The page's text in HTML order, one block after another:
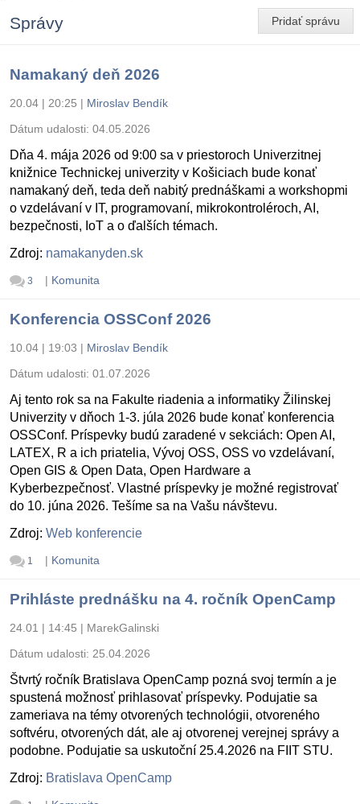
Pridať správu
Správy
Namakaný deň 2026
20.04 | 20:25 | Miroslav Bendík
Dátum udalosti: 04.05.2026
Dňa 4. mája 2026 od 9:00 sa v priestoroch Univerzitnej
knižnice Technickej univerzity v Košiciach bude konať
namakaný deň, teda deň nabitý prednáškami a workshopmi
o vzdelávaní v IT, programovaní, mikrokontroléroch, AI,
bezpečnosti, IoT a o ďalších témach.
Zdroj: namakanyden.sk
3 | Komunita
Konferencia OSSConf 2026
10.04 | 19:03 | Miroslav Bendík
Dátum udalosti: 01.07.2026
Aj tento rok sa na Fakulte riadenia a informatiky Žilinskej
Univerzity v dňoch 1-3. júla 2026 bude konať konferencia
OSSConf. Príspevky budú zaradené v sekciách: Open AI,
LATEX, R a ich priatelia, Vývoj OSS, OSS vo vzdelávaní,
Open GIS & Open Data, Open Hardware a
Kyberbezpečnosť. Vlastné príspevky je možné registrovať
do 10. júna 2026. Tešíme sa na Vašu návštevu.
Zdroj: Web konferencie
1 | Komunita
Prihláste prednášku na 4. ročník OpenCamp
24.01 | 14:45 | MarekGalinski
Dátum udalosti: 25.04.2026
Štvrtý ročník Bratislava OpenCamp pozná svoj termín a je
spustená možnosť prihlasovať príspevky. Podujatie sa
zameriava na témy otvorených technológii, otvoreného
softvéru, otvorených dát, ale aj otvorenej verejnej správy a
podobne. Podujatie sa uskutoční 25.4.2026 na FIIT STU.
Zdroj: Bratislava OpenCamp